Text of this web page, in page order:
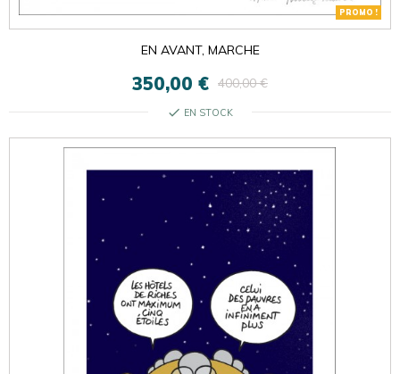
PROMO !
EN AVANT, MARCHE
350,00 € 400,00 €
check EN STOCK